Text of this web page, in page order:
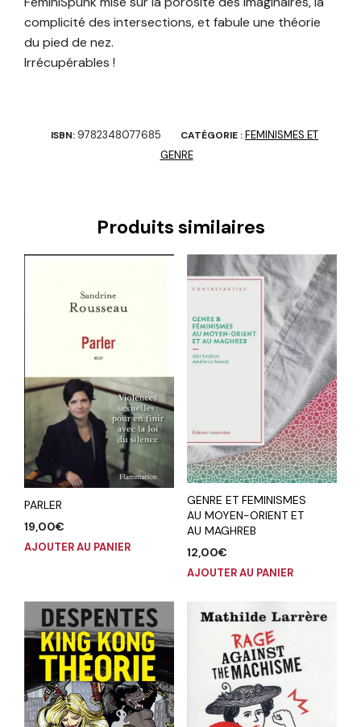
complicité des intersections, et fabule une théorie
du pied de nez.
Irrécupérables !
ISBN: 9782348077685 CATÉGORIE :FEMINISMES ET
GENRE
Produits similaires
PARLER
19,00€
AJOUTER AU PANIER
GENRE ET FEMINISMES
AU MOYEN-ORIENT ET
AU MAGHREB
12,00€
AJOUTER AU PANIER